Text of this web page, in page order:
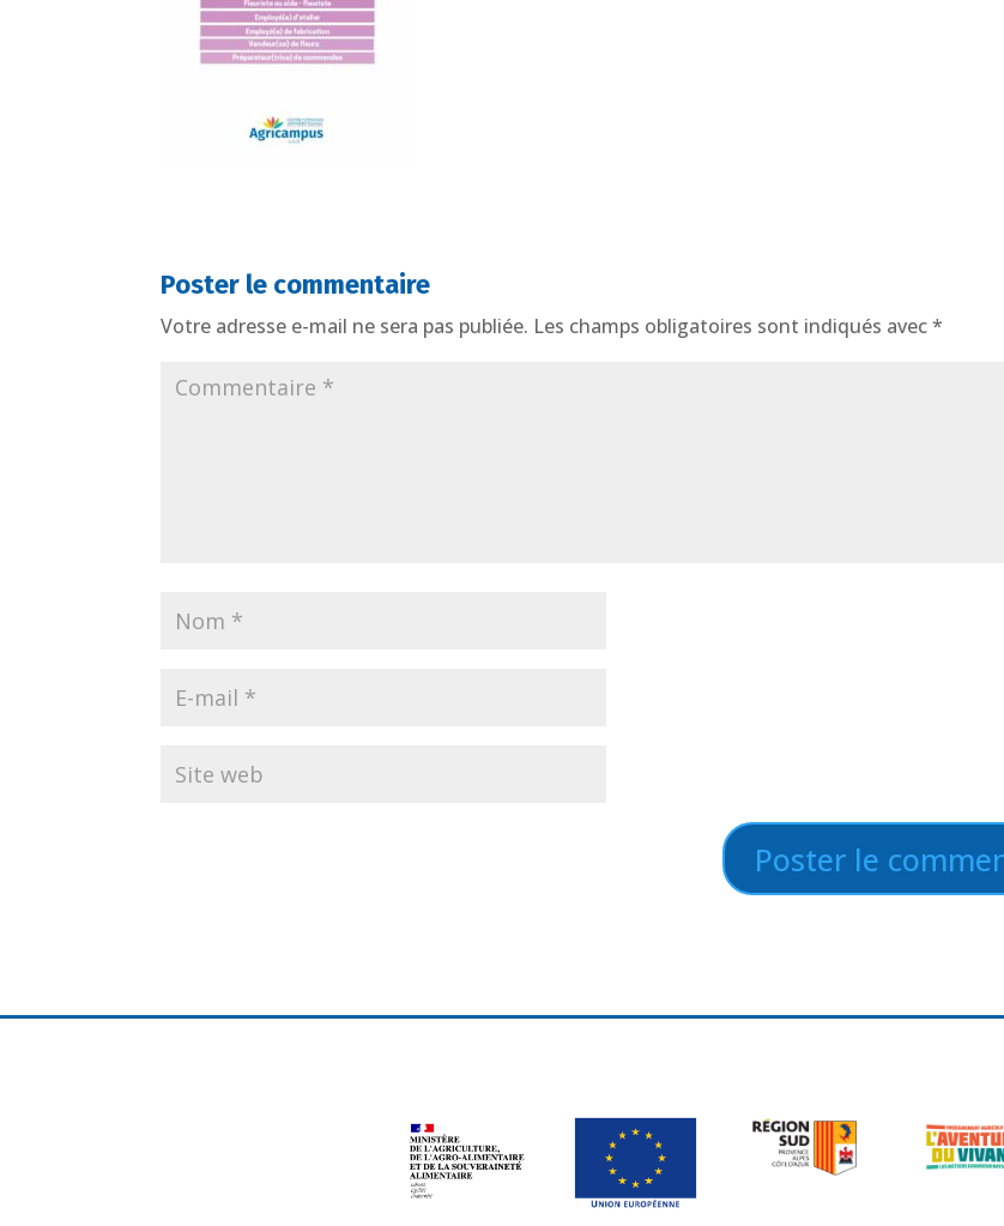
Poster le commentaire
Votre adresse e-mail ne sera pas publiée. Les champs obligatoires sont indiqués avec*